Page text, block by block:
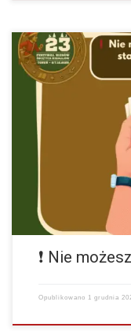
Festiwal Biegów
Instagram Facebook Nic
oświadczenie oraz
Festiwalu), 2️⃣…
więcej
❗ Nie
Opublikowano 1 grudnia